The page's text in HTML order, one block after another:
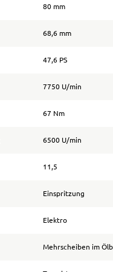
80 mm
68,6 mm
47,6 PS
7750 U/min
67 Nm
6500 U/min
11,5
Einspritzung
Elektro
Mehrscheiben im